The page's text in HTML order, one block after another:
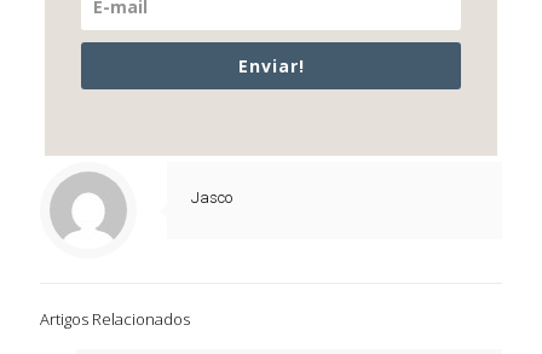
Enviar!
Jasco
Artigos Relacionados